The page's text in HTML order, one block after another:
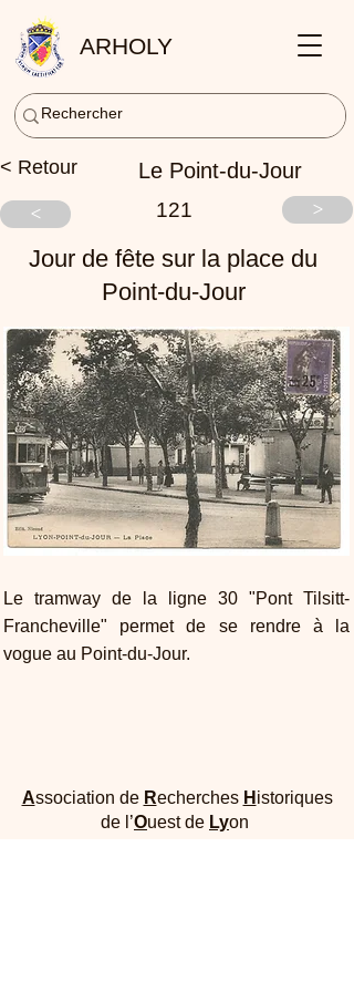
ARHOLY
< Retour Le Point-du-Jour
< 121 >
Jour de fête sur la place du
Point-du-Jour
Le tramway de la ligne 30 "Pont Tilsitt-
Francheville" permet de se rendre à la
vogue au Point-du-Jour.
Association de Recherches H istoriques
de l’Ouest de Lyon